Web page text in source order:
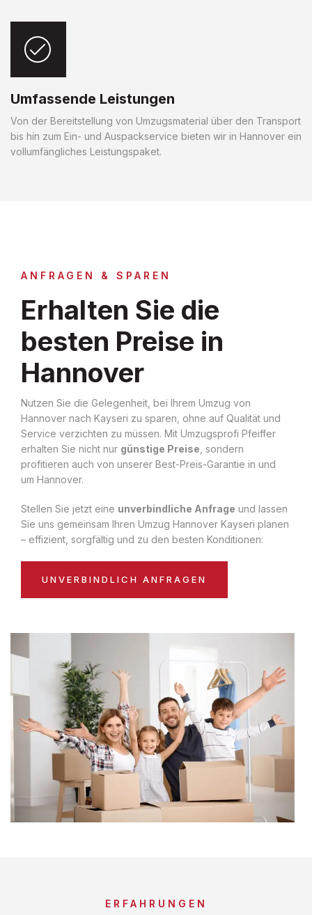
Umfassende Leistungen
Von der Bereitstellung von Umzugsmaterial über den Transport
bis hin zum Ein- und Auspackservice bieten wir in Hannover ein
vollumfängliches Leistungspaket.
ANFRAGEN & SPAREN
Erhalten Sie die
besten Preise in
Hannover
Nutzen Sie die Gelegenheit, bei Ihrem Umzug von
Hannover nach Kayseri zu sparen, ohne auf Qualität und
Service verzichten zu müssen. Mit Umzugsprofi Pfeiffer
erhalten Sie nicht nur günstige Preise , sondern
profitieren auch von unserer Best-Preis-Garantie in und
um Hannover.
Stellen Sie jetzt eine unverbindliche Anfrage und lassen
Sie uns gemeinsam Ihren Umzug Hannover Kayseri planen
– effizient, sorgfältig und zu den besten Konditionen:
UNVERBINDLICH ANFRAGEN
ERFAHRUNGEN